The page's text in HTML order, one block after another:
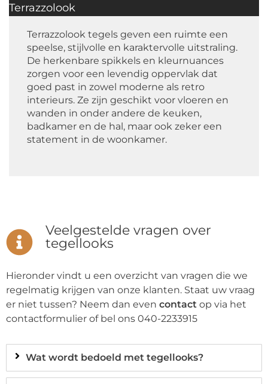
Terrazzolook
Terrazzolook tegels geven een ruimte een
speelse, stijlvolle en karaktervolle uitstraling.
De herkenbare spikkels en kleurnuances
zorgen voor een levendig oppervlak dat
goed past in zowel moderne als retro
interieurs. Ze zijn geschikt voor vloeren en
wanden in onder andere de keuken,
badkamer en de hal, maar ook zeker een
statement in de woonkamer.
Veelgestelde vragen over
tegellooks
Hieronder vindt u een overzicht van vragen die we
regelmatig krijgen van onze klanten. Staat uw vraag
er niet tussen? Neem dan even contact op via het
contactformulier of bel ons 040-2233915
Wat wordt bedoeld met tegellooks?